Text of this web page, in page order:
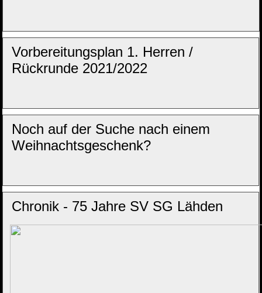
Vorbereitungsplan 1. Herren /
Rückrunde 2021/2022
Noch auf der Suche nach einem
Weihnachtsgeschenk?
Chronik - 75 Jahre SV SG Lähden